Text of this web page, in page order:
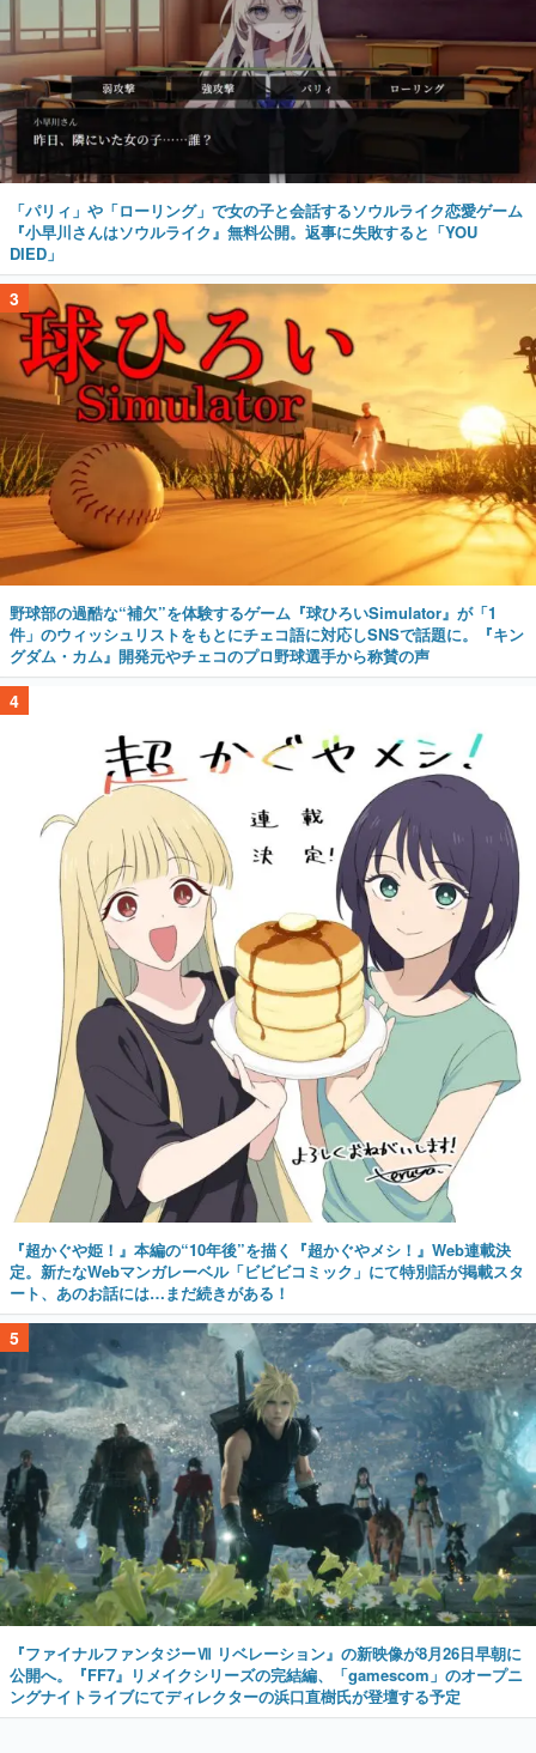
「パリィ」や「ローリング」で女の子と会話するソウルライク恋愛ゲーム
『小早川さんはソウルライク』無料公開。返事に失敗すると「YOU
DIED」
3
野球部の過酷な“補欠”を体験するゲーム『球ひろいSimulator』が「1
件」のウィッシュリストをもとにチェコ語に対応しSNSで話題に。『キン
グダム・カム』開発元やチェコのプロ野球選手から称賛の声
4
『超かぐや姫！』本編の“10年後”を描く『超かぐやメシ！』Web連載決
定。新たなWebマンガレーベル「ビビビコミック」にて特別話が掲載スタ
ート、あのお話には…まだ続きがある！
5
『ファイナルファンタジーⅦ リベレーション』の新映像が8月26日早朝に
公開へ。『FF7』リメイクシリーズの完結編、「gamescom」のオープニ
ングナイトライブにてディレクターの浜口直樹氏が登壇する予定